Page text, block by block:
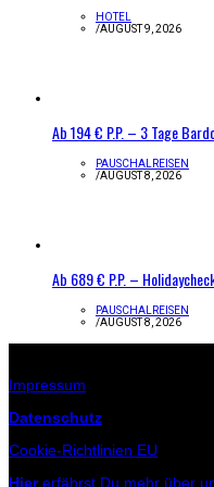
HOTEL
/AUGUST 9, 2026
Ab 194 € P.P. – 3 Tage
PAUSCHALREISEN
/AUGUST 8, 2026
Ab 689 € P.P. –
PAUSCHALREISEN
/AUGUST 8, 2026
Impressum
Datenschutz
Cookie-Richtlinien EU
Hiererfährst Du mehr über